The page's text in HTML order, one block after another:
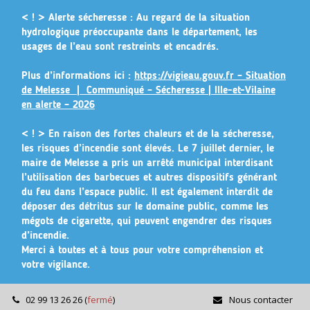
< ! > Alerte sécheresse : Au regard de la situation
hydrologique préoccupante dans le département, les
usages de l’eau sont restreints et encadrés.
Plus d’informations ici : https://vigieau.gouv.fr – Situation
de Melesse | Communiqué – Sécheresse | Ille-et-Vilaine
en alerte – 2026
< ! > En raison des fortes chaleurs et de la sécheresse,
les risques d’incendie sont élevés. Le 7 juillet dernier, le
maire de Melesse a pris un arrêté municipal interdisant
l’utilisation des barbecues et autres dispositifs générant
du feu dans l’espace public. Il est également interdit de
déposer des détritus sur le domaine public, comme les
mégots de cigarette, qui peuvent engendrer des risques
d’incendie.
Merci à toutes et à tous pour votre compréhension et
votre vigilance.
02 99 13 26 26(fermé) Nous contacter